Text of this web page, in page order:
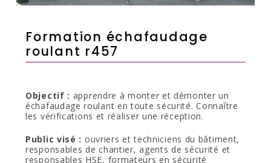
Formation échafaudage
roulant r457
Objectif : apprendre à monter et démonter un
échafaudage roulant en toute sécurité. Connaître
les vérifications et réaliser une réception.
Public visé : ouvriers et techniciens du bâtiment,
responsables de chantier, agents de sécurité et
responsables HSE, formateurs en sécurité